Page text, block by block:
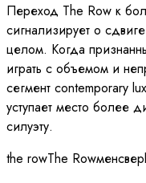
Переход The Row к
сигнализирует о
целом. Когда
играть с объемом и
сегмент contemporary
уступает место более
силуэту.
the rowThe Rowменсвер